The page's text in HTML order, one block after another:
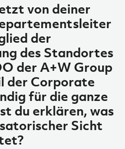
von deiner
der
des Standortes
der A+W Group
der Corporate
für die ganze
du erklären, was
Sicht